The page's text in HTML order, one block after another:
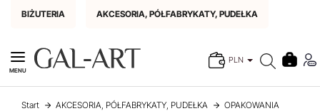
BIŻUTERIA AKCESORIA, PÓŁFABRYKATY, PUDEŁKA
PLN
MENU
Start AKCESORIA, PÓŁFABRYKATY, PUDEŁKA
OPAKOWANIA